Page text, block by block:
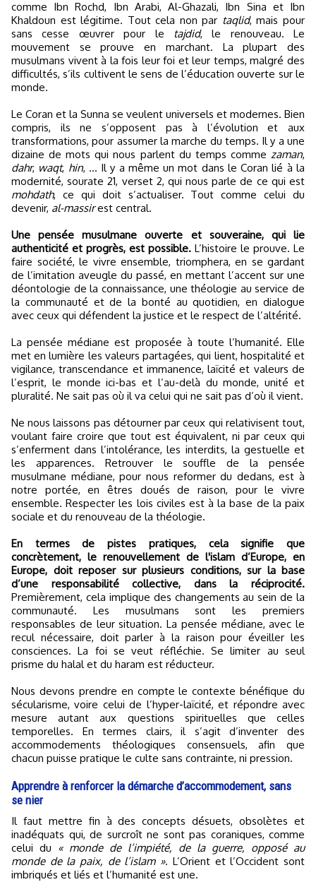
comme Ibn Rochd, Ibn Arabi, Al-Ghazali, Ibn Sina et Ibn
Khaldoun est légitime. Tout cela non par taqlid, mais pour
sans cesse œuvrer pour le tajdid, le renouveau. Le
mouvement se prouve en marchant. La plupart des
musulmans vivent à la fois leur foi et leur temps, malgré des
difficultés, s’ils cultivent le sens de l’éducation ouverte sur le
monde.
Le Coran et la Sunna se veulent universels et modernes. Bien
compris, ils ne s’opposent pas à l’évolution et aux
transformations, pour assumer la marche du temps. Il y a une
dizaine de mots qui nous parlent du temps comme zaman,
dahr, waqt, hin, … Il y a même un mot dans le Coran lié à la
modernité, sourate 21, verset 2, qui nous parle de ce qui est
mohdath, ce qui doit s’actualiser. Tout comme celui du
devenir, al-massirest central.
Une pensée musulmane ouverte et souveraine, qui lie
authenticité et progrès, est possible. L’histoire le prouve. Le
faire société, le vivre ensemble, triomphera, en se gardant
de l’imitation aveugle du passé, en mettant l’accent sur une
déontologie de la connaissance, une théologie au service de
la communauté et de la bonté au quotidien, en dialogue
avec ceux qui défendent la justice et le respect de l’altérité.
La pensée médiane est proposée à toute l’humanité. Elle
met en lumière les valeurs partagées, qui lient, hospitalité et
vigilance, transcendance et immanence, laïcité et valeurs de
l’esprit, le monde ici-bas et l’au-delà du monde, unité et
pluralité. Ne sait pas où il va celui qui ne sait pas d’où il vient.
Ne nous laissons pas détourner par ceux qui relativisent tout,
voulant faire croire que tout est équivalent, ni par ceux qui
s’enferment dans l’intolérance, les interdits, la gestuelle et
les apparences. Retrouver le souffle de la pensée
musulmane médiane, pour nous reformer du dedans, est à
notre portée, en êtres doués de raison, pour le vivre
ensemble. Respecter les lois civiles est à la base de la paix
sociale et du renouveau de la théologie.
En termes de pistes pratiques, cela signifie que
concrètement, le renouvellement de l'islam d’Europe, en
Europe, doit reposer sur plusieurs conditions, sur la base
d’une responsabilité collective, dans la réciprocité.
Premièrement, cela implique des changements au sein de la
communauté. Les musulmans sont les premiers
responsables de leur situation. La pensée médiane, avec le
recul nécessaire, doit parler à la raison pour éveiller les
consciences. La foi se veut réfléchie. Se limiter au seul
prisme du halal et du haram est réducteur.
Nous devons prendre en compte le contexte bénéfique du
sécularisme, voire celui de l’hyper-laïcité, et répondre avec
mesure autant aux questions spirituelles que celles
temporelles. En termes clairs, il s’agit d’inventer des
accommodements théologiques consensuels, afin que
chacun puisse pratique le culte sans contrainte, ni pression.
Apprendre à renforcer la démarche d’accommodement, sans
se nier
Il faut mettre fin à des concepts désuets, obsolètes et
inadéquats qui, de surcroît ne sont pas coraniques, comme
celui du
« monde de l’impiété, de la guerre, opposé au
monde de la paix, de l’islam ». L’Orient et l’Occident sont
imbriqués et liés et l’humanité est une.